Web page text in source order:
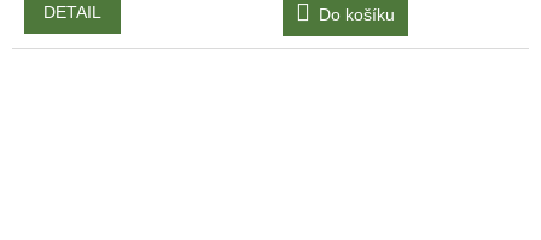
DETAIL Do košíku